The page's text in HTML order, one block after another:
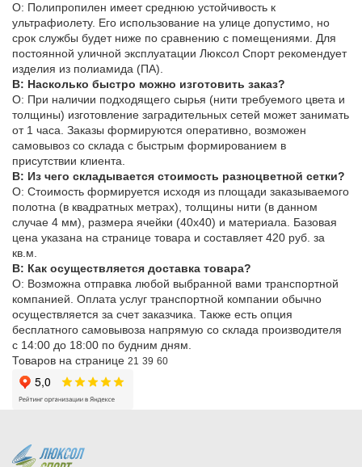
О: Полипропилен имеет среднюю устойчивость к
ультрафиолету. Его использование на улице допустимо, но
срок службы будет ниже по сравнению с помещениями. Для
постоянной уличной эксплуатации Люксол Спорт рекомендует
изделия из полиамида (ПА).
В: Насколько быстро можно изготовить заказ?
О: При наличии подходящего сырья (нити требуемого цвета и
толщины) изготовление заградительных сетей может занимать
от 1 часа. Заказы формируются оперативно, возможен
самовывоз со склада с быстрым формированием в
присутствии клиента.
В: Из чего складывается стоимость разноцветной сетки?
О: Стоимость формируется исходя из площади заказываемого
полотна (в квадратных метрах), толщины нити (в данном
случае 4 мм), размера ячейки (40х40) и материала. Базовая
цена указана на странице товара и составляет 420 руб. за
кв.м.
В: Как осуществляется доставка товара?
О: Возможна отправка любой выбранной вами транспортной
компанией. Оплата услуг транспортной компании обычно
осуществляется за счет заказчика. Также есть опция
бесплатного самовывоза напрямую со склада производителя
с 14:00 до 18:00 по будним дням.
Товаров на странице 21 39 60